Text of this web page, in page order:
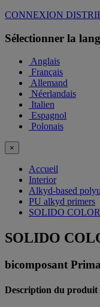
CONNEXION
Sélectionner la
Anglais
Français
Allemand
Néerlandais
Italien
Espagnol
Polonais
×
Accueil
Interior
Alkyd-based
PU alkyd primers
SOLIDO
SOLIDO
bicomposant
Description du produit